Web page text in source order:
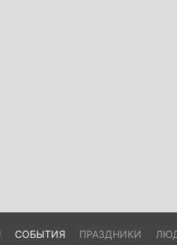
СОБЫТИЯ ПРАЗДНИКИ